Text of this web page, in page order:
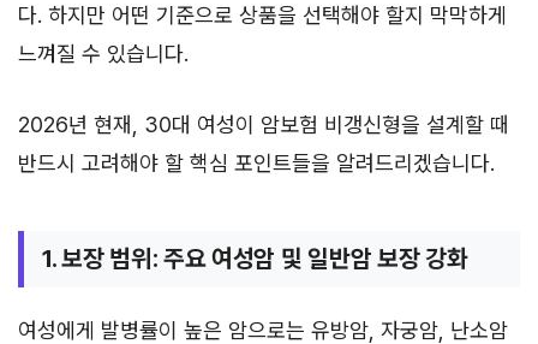
다. 하지만 어떤 기준으로 상품을 선택해야 할지 막막하게
느껴질 수 있습니다.
2026년 현재, 30대 여성이 암보험 비갱신형을 설계할 때
반드시 고려해야 할 핵심 포인트들을 알려드리겠습니다.
1. 보장 범위: 주요 여성암 및 일반암 보장 강화
여성에게 발병률이 높은 암으로는 유방암, 자궁암, 난소암